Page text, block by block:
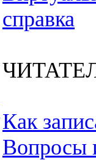
справка
Как
Вопросы